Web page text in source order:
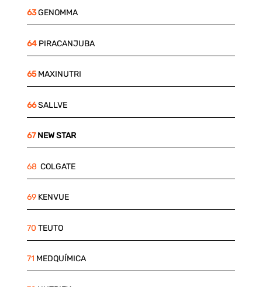
63GENOMMA
64PIRACANJUBA
65MAXINUTRI
66SALLVE
67NEW STAR
68 COLGATE
69KENVUE
70 TEUTO
71 MEDQUÍMICA